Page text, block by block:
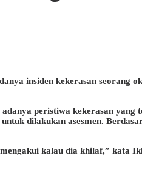
insiden kekerasan seorang
peristiwa kekerasan
dilakukan asesmen.
kalau dia khilaf,” kata